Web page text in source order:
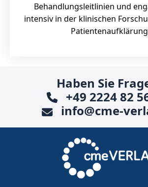
Behandlungsleitlinien und
intensiv in der klinischen
Haben Sie
+49 2224 82
info@cme-